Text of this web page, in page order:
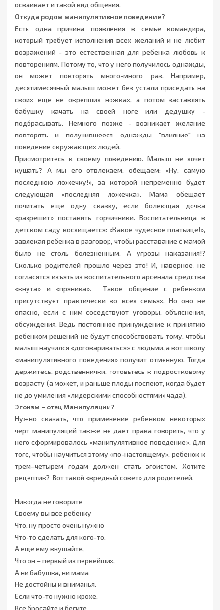
осваивает и такой вид общения.
Откуда родом манипулятивное поведение?
Есть одна причина появления в семье командира,
который требует исполнения всех желаний и не любит
возражений - это естественная для ребенка любовь к
повторениям. Потому то, что у него получилось однажды,
он может повторять много-много раз. Например,
десятимесячный малыш может без устали приседать на
своих еще не окрепших ножках, а потом заставлять
бабушку качать на своей ноге или дедушку -
подбрасывать. Немного позже - возникает желание
повторять и получившееся однажды "влияние" на
поведение окружающих людей.
Присмотритесь к своему поведению. Малыш не хочет
кушать? А мы его отвлекаем, обещаем: «Ну, самую
последнюю ложечку!», за которой непременно будет
следующая «последняя ложечка». Мама обещает
почитать еще одну сказку, если болеющая дочка
«разрешит» поставить горчичники. Воспитательница в
детском саду восхищается: «Какое чудесное платьице!»,
завлекая ребенка в разговор, чтобы расставание с мамой
было не столь болезненным. А угрозы наказания!?
Сколько родителей прошло через это! И, наверное, не
согласятся изъять из воспитательного арсенала средства
«кнута» и «пряника». Такое общение с ребенком
присутствует практически во всех семьях. Но оно не
опасно, если с ним соседствуют уговоры, объяснения,
обсуждения. Ведь постоянное принуждение к принятию
ребенком решений не будут способствовать тому, чтобы
малыш научился «договариваться» с людьми, а вот школу
«манипулятивного поведения» получит отменную. Тогда
держитесь, родственнички, готовьтесь к подростковому
возрасту (а может, и раньше плоды поспеют, когда будет
не до умиления «лидерскими способностями» чада).
Эгоизм – отец Манипуляции?
Нужно сказать, что применение ребенком некоторых
черт манипуляций также не дает права говорить, что у
него сформировалось «манипулятивное поведение». Для
того, чтобы научиться этому «по-настоящему», ребенок к
трем–четырем годам должен стать эгоистом. Хотите
рецептик? Вот такой «вредный совет» для родителей.
Никогда не говорите
Своему вы все ребенку
Что, ну просто очень нужно
Что-то сделать для кого-то.
А еще ему внушайте,
Что он – первый из первейших,
А ни бабушка, ни мама
Не достойны и вниманья.
Если что-то нужно крохе,
Все бросайте и бегите.